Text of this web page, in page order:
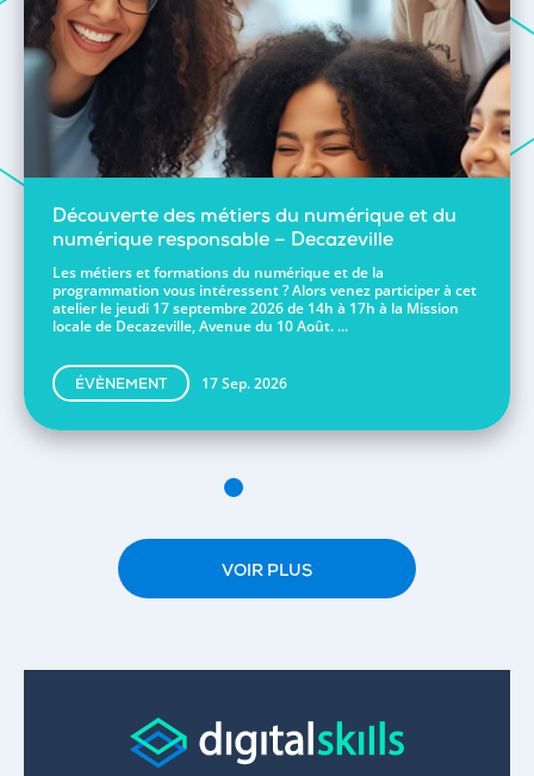
Découverte des métiers du numérique et du
numérique responsable – Decazeville
Les métiers et formations du numérique et de la
programmation vous intéressent ? Alors venez participer à cet
atelier le jeudi 17 septembre 2026 de 14h à 17h à la Mission
locale de Decazeville, Avenue du 10 Août. ...
ÉVÈNEMENT 17 Sep. 2026
VOIR PLUS